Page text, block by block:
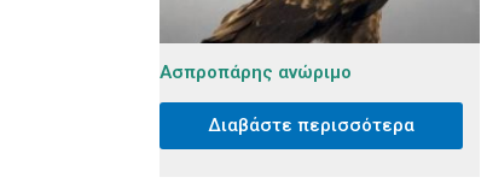
Ασπροπάρης ανώριμο
Διαβάστε περισσότερα